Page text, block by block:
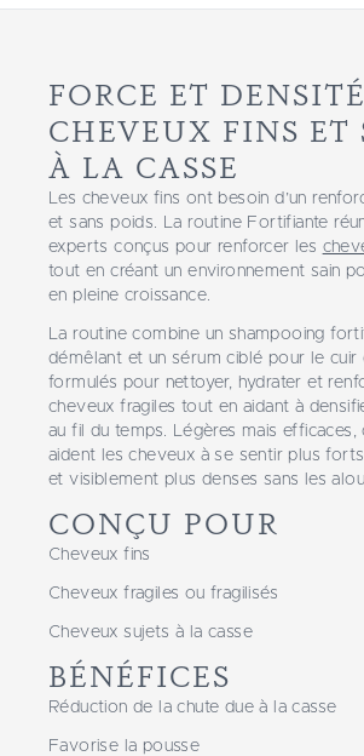
FORCE ET
CHEVEUX FINS ET
À LA CASSE
Les cheveux fins ont besoin d’un
et sans poids. La routine Fortifiante
experts conçus pour renforcer les
tout en créant un environnement sain
en pleine croissance.
La routine combine un shampooing
démêlant et un sérum ciblé pour le cuir
formulés pour nettoyer, hydrater et
cheveux fragiles tout en aidant à
au fil du temps. Légères mais efficaces,
aident les cheveux à se sentir plus
et visiblement plus denses sans les
CONÇU POUR
Cheveux fins
Cheveux fragiles ou fragilisés
Cheveux sujets à la casse
BÉNÉFICES
Réduction de la chute due à la casse
Favorise la pousse